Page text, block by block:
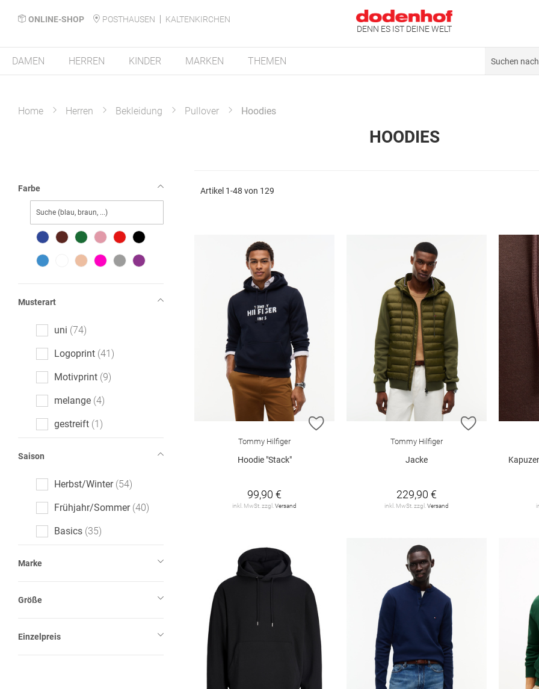
ONLINE-SHOP POSTHAUSEN
KALTENKIRCHEN
DENN ES IST DEINE WELT
DAMEN HERREN KINDER MARKEN THEMEN
Home Herren Bekleidung Pullover Hoodies
HOODIES
Artikel 1-48 von 129
ZUR WUNSCHLISTE HINZUFÜGEN
Tommy Hilfiger
Hoodie "Stack"
99,90 €
inkl. MwSt. zzgl.Versand
ZUR
Tommy Hilfiger
Jacke
229,90 €
inkl. MwSt. zzgl.Versand
Farbe
Musterart
uni 74
Logoprint 41
Motivprint 9
melange 4
gestreift 1
Saison
Herbst/Winter 54
Frühjahr/Sommer 40
Basics 35
Marke
Größe
Einzelpreis